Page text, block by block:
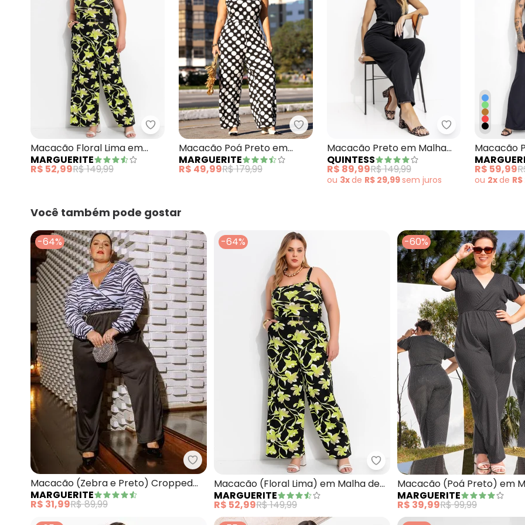
Marguerite - Macacão Floral Lima em Malha de Viscose
Macacão Floral Lima em
Malha de Viscose
MARGUERITE
R$ 52,99R$ 149,99
Marguerite - Macacão Poá Preto em Malha de
Macacão Poá Preto em
Malha de Viscose
MARGUERITE
R$ 49,99R$ 179,99
Quintess -
Macacão Preto em Malha
Crepe
QUINTESS
R$ 89,99R$ 149,99
ou 3xde R$ 29,99sem juros
Macacão
R$ 59,99
ou 2xde
Você também pode gostar
-64%
Marguerite - Macacão (Zebra e Preto) Cropped Plus Size
Macacão (Zebra e Preto) Cropped
Plus Size
MARGUERITE
R$ 31,99R$ 89,99
-64%
Marguerite - Macacão (Floral
Macacão (Floral Lima) em Malha de
Viscose
MARGUERITE
R$ 52,99R$ 149,99
-60%
Macacão (Poá Preto) em
MARGUERITE
R$ 39,99R$ 99,99